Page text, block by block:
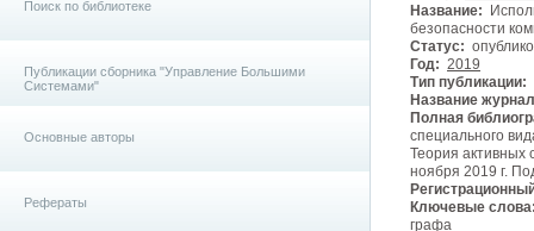
Поиск по библиотеке
Публикации сборника "Управление Большими
Системами"
Основные авторы
Рефераты
Название:
безопасности
Статус:
Год: 2019
Тип публикации:
Название
Полная
специального
Теория активных
ноября 2019 г.
Ключевые
графа